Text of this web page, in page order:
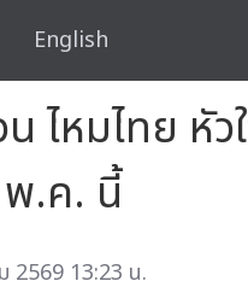
English
ไหมไทย หั
พ.ค. นี้
2569 13:23 น.